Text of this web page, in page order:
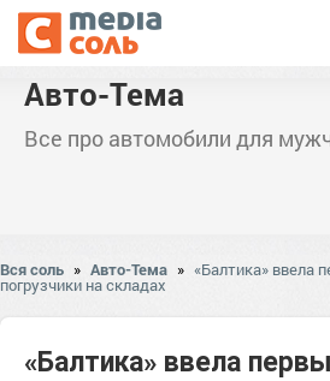
Авто-Тема
Все про автомобили для
Вся соль » Авто-Тема » «Балтика» ввела
погрузчики на складах
«Балтика» ввела